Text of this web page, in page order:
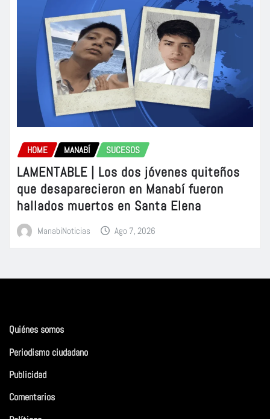
HOME MANABÍ SUCESOS
LAMENTABLE | Los dos jóvenes quiteños
que desaparecieron en Manabí fueron
hallados muertos en Santa Elena
ManabiNoticias Ago 7, 2026
Quiénes somos
Periodismo ciudadano
Publicidad
Comentarios